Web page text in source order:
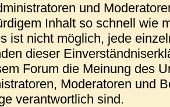
und
Inhalt so schnell wie
ist nicht möglich, jede
dieser
Forum die Meinung des
Moderatoren und
verantwortlich sind.